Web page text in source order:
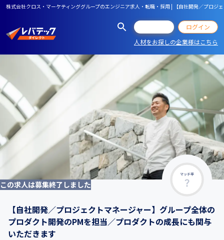
株式会社クロス・マーケティンググループのエンジニア求人・転職・採用 | 【自社開発／プロ
ログイン
人材をお探しの企業様はこちら
マッチ率
この求人は募集終了しました
【自社開発／プロジェクトマネージャー】グループ全体の
プロダクト開発のPMを担当／プロダクトの成長にも関与
いただきます